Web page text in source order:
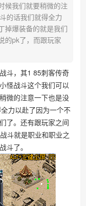
候我们就要稍微的注
的话我们就得全力
掉爆装备的就是我们
的pk了，而跟玩家
斗，其1 85刺客传奇
怪战斗这个我们可以
微的注意一下也是没
力以赴了因为一个不
了。还有跟玩家之间
斗就是职业和职业之
斗了。